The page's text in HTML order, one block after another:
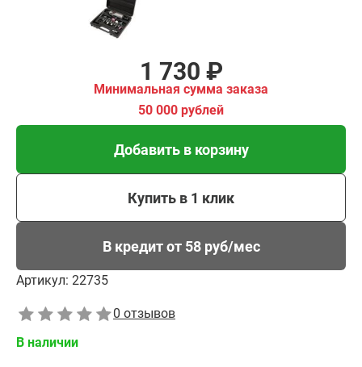
1 730 ₽
Минимальная сумма заказа
50 000 рублей
Добавить в корзину
Купить в 1 клик
В кредит от 58 руб/мес
Артикул: 22735
0 отзывов
В наличии
В кредит от 58 руб/мес